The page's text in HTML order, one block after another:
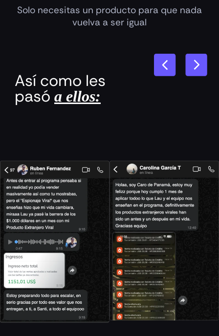
Solo necesitas un producto para que nada
vuelva a ser igual
Así como les
pasó a ellos: